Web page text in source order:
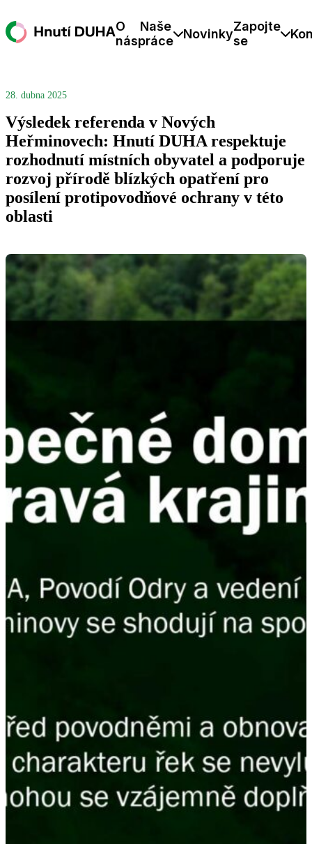
O
nás
Naše
práce
NovinkyZapojte
se
28. dubna 2025
Výsledek referenda v Nových
Heřminovech: Hnutí DUHA respektuje
rozhodnutí místních obyvatel a podporuje
rozvoj přírodě blízkých opatření pro
posílení protipovodňové ochrany v této
oblasti